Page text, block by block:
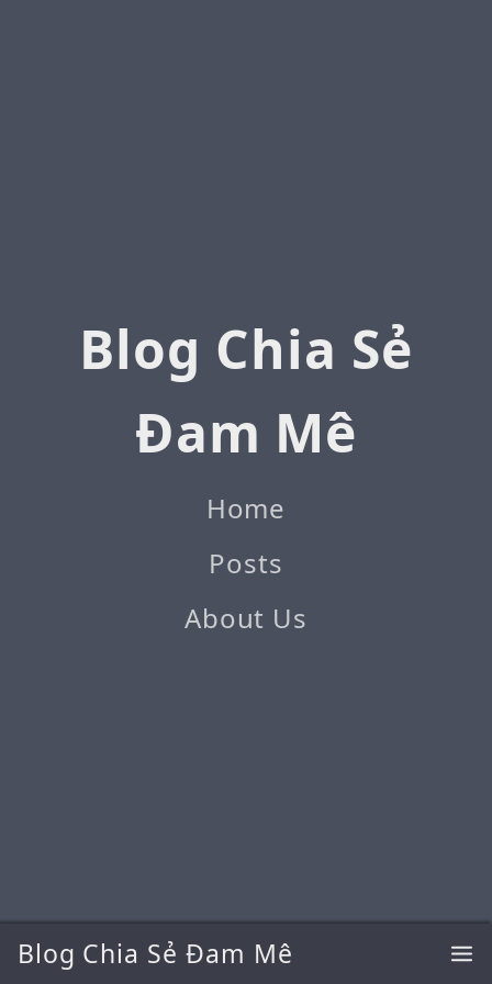
Blog Chia Sẻ Đam Mê
Blog Chia Sẻ
Đam Mê
Home
Posts
About Us
@2026 Blog Chia Sẻ Đam Mê